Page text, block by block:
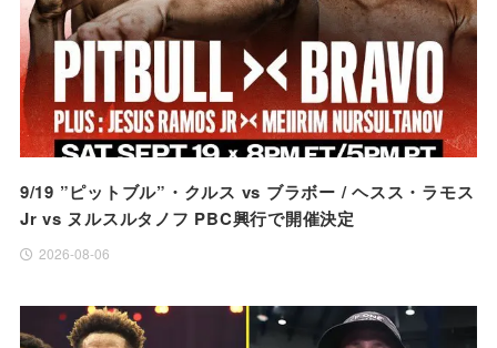
9/19 ”ピットブル”・クルス vs ブラボー / ヘスス・ラモス
Jr vs ヌルスルタノフ PBC興行で開催決定
2026-08-06